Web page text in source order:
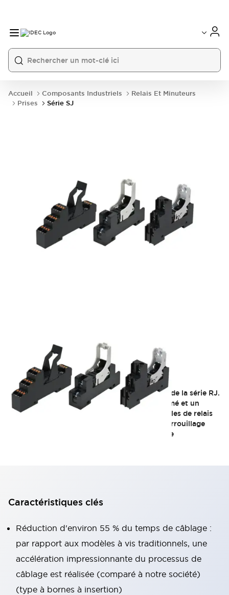
Accueil Composants Industriels
Relais Et Minuteurs
Prises
Série SJ
Série SJ
La prise de la série SJ est utilisé avec le relais de la série RJ.
Disponible avec un montage sur circuit imprimé et un
montage sur rail din standard et sécurisé. Socles de relais
minces et peu encombrants. Le levier de déverrouillage
avec plaque de marquage intégrée permet une
Caractéristiques clés
Réduction d'environ 55 % du temps de câblage :
par rapport aux modèles à vis traditionnels, une
accélération impressionnante du processus de
câblage est réalisée (comparé à notre société)
(type à bornes à insertion)